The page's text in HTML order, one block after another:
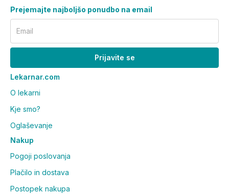
Prejemajte najboljšo ponudbo na email
Email
Prijavite se
Lekarnar.com
O lekarni
Kje smo?
Oglaševanje
Nakup
Pogoji poslovanja
Plačilo in dostava
Postopek nakupa